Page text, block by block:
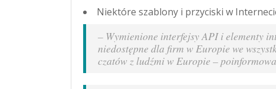
Niektóre szablony i przyciski w
– Wymienione interfejsy API i elementy
niedostępne dla firm w Europie we
czatów z ludźmi w Europie –